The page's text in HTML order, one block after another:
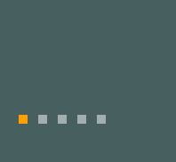
1 2 3 4 5